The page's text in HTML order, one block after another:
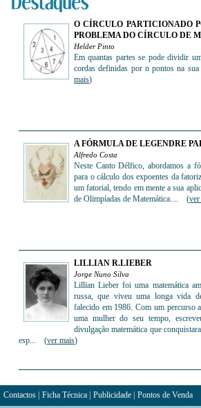
O CÍRCULO PARTICIONADO
PROBLEMA DO CÍRCULO DE
Helder Pinto
Em quantas partes se pode dividir
cordas definidas por n pontos na
mais)
A FÓRMULA DE LEGENDRE
Alfredo Costa
Neste Canto Délfico, abordamos a
para o cálculo dos expoentes da
um fatorial, tendo em mente a sua
de Olimpíadas de Matemática.... (ver
LILLIAN R.LIEBER
Jorge Nuno Silva
Lillian Lieber foi uma matemática
russa, que viveu uma longa vida
falecido em 1986. Com um percurso
uma mulher do seu tempo,
divulgação matemática que
esp... (ver mais)
Contactos Ficha Técnica Publicidade Pontos de Venda